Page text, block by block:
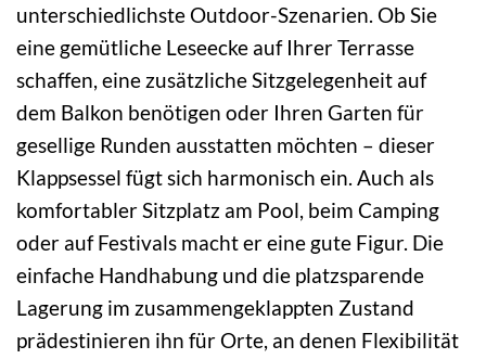
unterschiedlichste Outdoor-Szenarien. Ob Sie
eine gemütliche Leseecke auf Ihrer Terrasse
schaffen, eine zusätzliche Sitzgelegenheit auf
dem Balkon benötigen oder Ihren Garten für
gesellige Runden ausstatten möchten – dieser
Klappsessel fügt sich harmonisch ein. Auch als
komfortabler Sitzplatz am Pool, beim Camping
oder auf Festivals macht er eine gute Figur. Die
einfache Handhabung und die platzsparende
Lagerung im zusammengeklappten Zustand
prädestinieren ihn für Orte, an denen Flexibilität